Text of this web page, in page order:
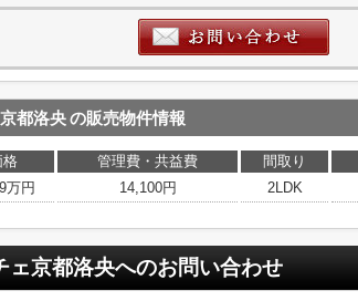
都洛央の販売物件情報
格 管理費・共益費 間取り
万円 14,100円 2LDK
ェ京都洛央へのお問い合わせ